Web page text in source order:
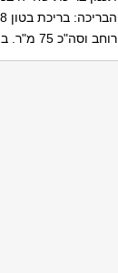
רוחב וסה"כ 75 מ"ר. בהמשך נתכנן את בר...